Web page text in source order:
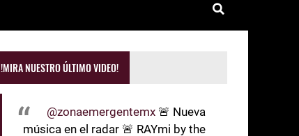
!MIRA NUESTRO ÚLTIMO VIDEO!
@zonaemergentemx 🚨 Nueva
música en el radar 🚨 RAYmi by the